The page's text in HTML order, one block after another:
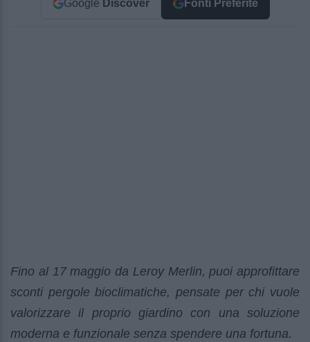
Google Discover Fonti Preferite
Fino al 17 maggio da Leroy Merlin, puoi approfittare
sconti pergole bioclimatiche, pensate per chi vuole
valorizzare il proprio giardino con una soluzione
moderna e funzionale senza spendere una fortuna.